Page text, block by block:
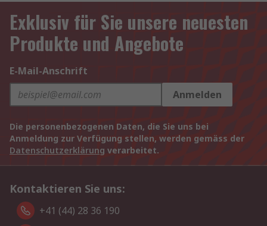
Exklusiv für Sie unsere neuesten
Produkte und Angebote
E-Mail-Anschrift
Anmelden
Die personenbezogenen Daten, die Sie uns bei
Anmeldung zur Verfügung stellen, werden gemäss der
Datenschutzerklärung verarbeitet.
Kontaktieren Sie uns:
+41 (44) 28 36 190